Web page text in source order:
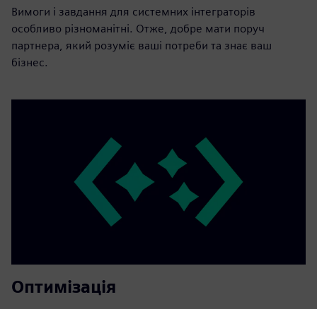
Вимоги і завдання для системних інтеграторів
особливо різноманітні. Отже, добре мати поруч
партнера, який розуміє ваші потреби та знає ваш
бізнес.
Оптимізація